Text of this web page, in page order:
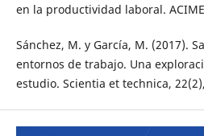
en la productividad laboral.
Sánchez, M. y García, M. (2017).
entornos de trabajo. Una
estudio. Scientia et technica,